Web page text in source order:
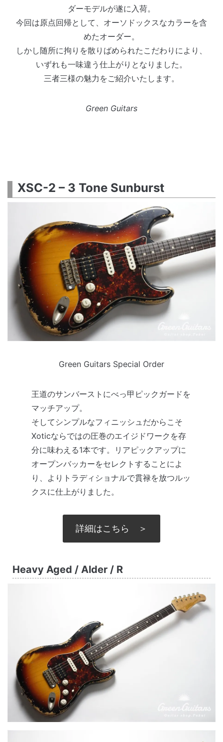
ダーモデルが遂に入荷。
今回は原点回帰として、オーソドックスなカラーを含
めたオーダー。
しかし随所に拘りを散りばめられたこだわりにより、
いずれも一味違う仕上がりとなりました。
三者三様の魅力をご紹介いたします。
Green Guitars
XSC-2 – 3 Tone Sunburst
Green Guitars Special Order
王道のサンバーストにべっ甲ピックガードを
マッチアップ。
そしてシンプルなフィニッシュだからこそ
Xoticならではの圧巻のエイジドワークを存
分に味わえる1本です。リアピックアップに
オープンバッカーをセレクトすることによ
り、よりトラディショナルで貫禄を放つルッ
クスに仕上がりました。
詳細はこちら ＞
Heavy Aged / Alder / R